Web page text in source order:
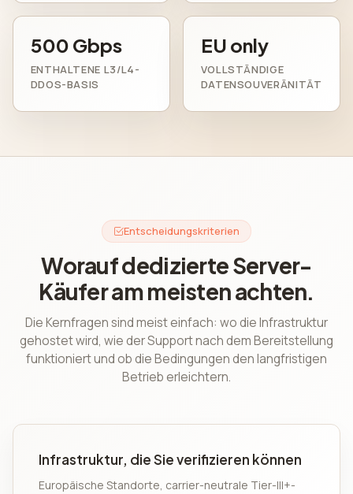
500 Gbps
ENTHALTENE L3/L4-
DDOS-BASIS
EU only
VOLLSTÄNDIGE
DATENSOUVERÄNITÄT
Entscheidungskriterien
Worauf dedizierte Server-
Käufer am meisten achten.
Die Kernfragen sind meist einfach: wo die Infrastruktur
gehostet wird, wie der Support nach dem Bereitstellung
funktioniert und ob die Bedingungen den langfristigen
Betrieb erleichtern.
Infrastruktur, die Sie verifizieren können
Europäische Standorte, carrier-neutrale Tier-III+-